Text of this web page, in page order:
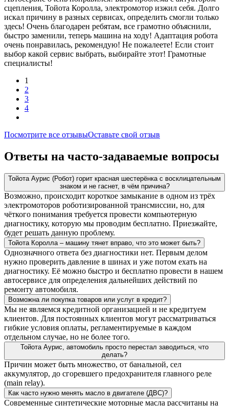
сцепления, Тойота Королла, электромотор изжил себя. Долго
искал причину в разных сервисах, определить смогли только
здесь! Очень благодарен ребятам, все грамотно объяснили,
быстро заменили, теперь машина на ходу! Адаптация робота
очень понравилась, рекомендую! Не пожалеете! Если стоит
выбор какой сервис выбрать, выбирайте этот! Грамотные
специалисты!
1
2
3
4
Посмотрите все отзывыОставьте свой отзыв
Ответы на часто-задаваемые вопросы
Тойота Аурис (Робот) горит красная шестерёнка с восклицательным
знаком и не гаснет, в чём причина?
Возможно, происходит короткое замыкание в одном из трёх
электромоторов роботизированной трансмиссии, но, для
чёткого понимания требуется провести компьютерную
диагностику, которую мы проводим бесплатно. Приезжайте,
будет решать данную проблему.
Тойота Королла – машину тянет вправо, что это может быть?
Однозначного ответа без диагностики нет. Первым делом
нужно проверить давление в шинах и уже потом ехать на
диагностику. Её можно быстро и бесплатно провести в нашем
автосервисе для определения дальнейших действий по
ремонту автомобиля.
Возможна ли покупка товаров или услуг в кредит?
Мы не являемся кредитной организацией и не кредитуем
клиентов. Для постоянных клиентов могут рассматриваться
гибкие условия оплаты, регламентируемые в каждом
отдельном случае, но не более того.
Тойота Аурис, автомобиль просто перестал заводиться, что
делать?
Причин может быть множество, от банальной, сел
аккумулятор, до сгоревшего предохранителя главного реле
(main relay).
Как часто нужно менять масло в двигателе (ДВС)?
Современные синтетические моторные масла рассчитаны на